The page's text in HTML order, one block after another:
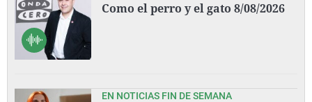
Como el perro y el gato 8/08/2026
EN NOTICIAS FIN DE SEMANA